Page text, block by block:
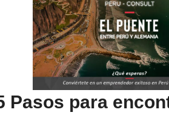
Pasos para